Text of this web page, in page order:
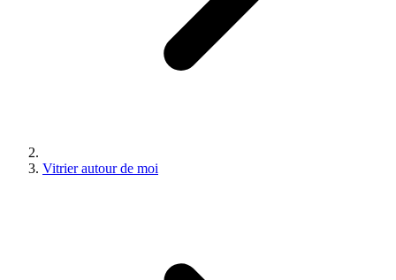
Vitrier autour de moi